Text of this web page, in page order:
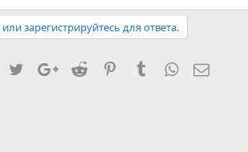
зарегистрируйтесь для ответа.
FacebookTwitterGoogle+
Reddit PinterestTumblrWhatsApp